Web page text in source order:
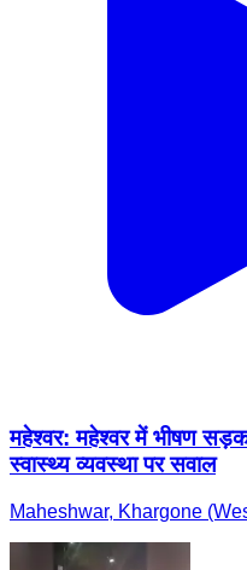
महेश्वर: महेश्वर में भीषण
स्वास्थ्य व्यवस्था पर सवाल
Maheshwar, Khargone